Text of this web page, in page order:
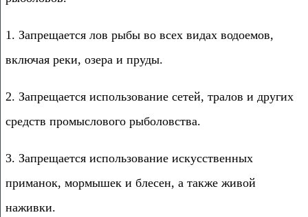
1. Запрещается лов рыбы во всех видах водоемов,
включая реки, озера и пруды.
2. Запрещается использование сетей, тралов и других
средств промыслового рыболовства.
3. Запрещается использование искусственных
приманок, мормышек и блесен, а также живой
наживки.